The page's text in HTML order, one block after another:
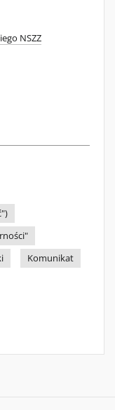
NSZZ
Komunikat